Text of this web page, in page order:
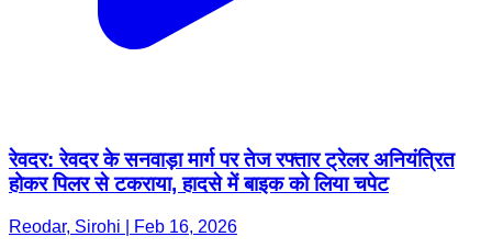
रेवदर: रेवदर के सनवाड़ा मार्ग पर तेज रफ्तार ट्रेलर अनियंत्रित
होकर पिलर से टकराया, हादसे में बाइक को लिया चपेट
Reodar, Sirohi | Feb 16, 2026